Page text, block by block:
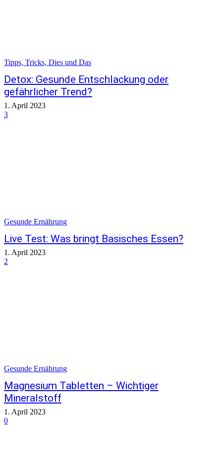
Tipps, Tricks, Dies und Das
Detox: Gesunde Entschlackung oder
gefährlicher Trend?
1. April 2023
3
Gesunde Ernährung
Live Test: Was bringt Basisches Essen?
1. April 2023
2
Gesunde Ernährung
Magnesium Tabletten – Wichtiger
Mineralstoff
1. April 2023
0